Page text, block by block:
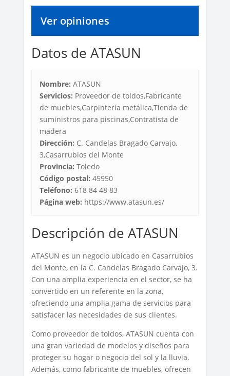
Ver opiniones
Datos de ATASUN
Nombre: ATASUN
Servicios: Proveedor de toldos,Fabricante
de muebles,Carpintería metálica,Tienda de
suministros para piscinas,Contratista de
madera
Dirección: C. Candelas Bragado Carvajo,
3,Casarrubios del Monte
Provincia: Toledo
Código postal: 45950
Teléfono: 618 84 48 83
Página web: https://www.atasun.es/
Descripción de ATASUN
ATASUN es un negocio ubicado en Casarrubios
del Monte, en la C. Candelas Bragado Carvajo, 3.
Con una amplia experiencia en el sector, se ha
convertido en un referente en la zona,
ofreciendo una amplia gama de servicios para
satisfacer las necesidades de sus clientes.
Como proveedor de toldos, ATASUN cuenta con
una gran variedad de modelos y diseños para
proteger su hogar o negocio del sol y la lluvia.
Además, como fabricante de muebles, ofrecen